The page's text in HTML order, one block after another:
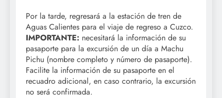
Por la tarde, regresará a la estación de tren de
Aguas Calientes para el viaje de regreso a Cuzco.
IMPORTANTE: necesitará la información de su
pasaporte para la excursión de un día a Machu
Pichu (nombre completo y número de pasaporte).
Facilite la información de su pasaporte en el
recuadro adicional, en caso contrario, la excursión
no será confirmada.